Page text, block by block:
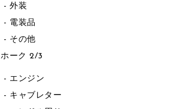
外装
電装品
その他
ホーク 2/3
エンジン
キャブレター